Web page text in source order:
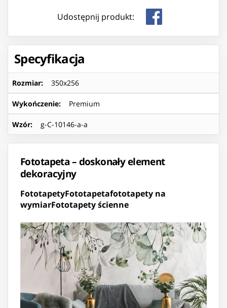
Udostępnij produkt:
Specyfikacja
Rozmiar: 350x256
Wykończenie: Premium
Wzór: g-C-10146-a-a
Fototapeta – doskonały element
dekoracyjny
FototapetyFototapetafototapety na
wymiarFototapety ścienne